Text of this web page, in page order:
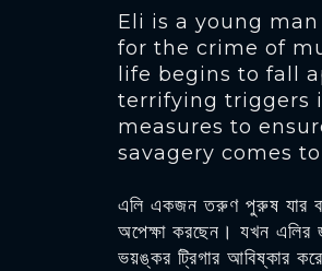
Eli is a young
for the crime of
life begins to fall
terrifying triggers
measures to
savagery comes
এলি একজন তরুণ পুরুষ যার
অপেক্ষা করছেন। যখন এলির
ভয়ঙ্কর ট্রিগার আবিষ্কার